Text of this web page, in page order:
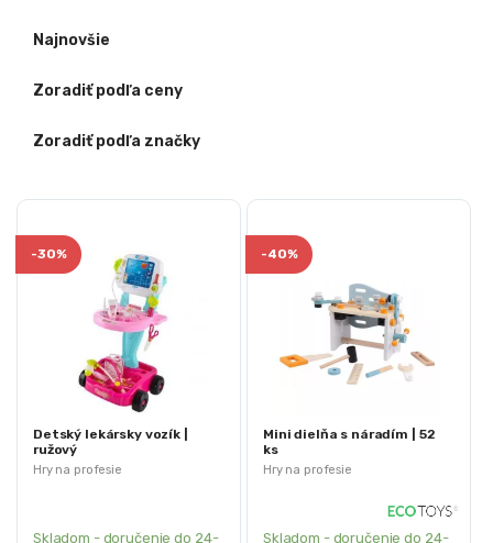
Najnovšie
Zoradiť podľa ceny
Zoradiť podľa značky
Hry na profesie
-30%
Detský lekársky vozík |
ružový
Skladom - doručenie do 24-
Hry na profesie
-40%
Mini dielňa s náradím | 52
ks
Skladom - doručenie do 24-